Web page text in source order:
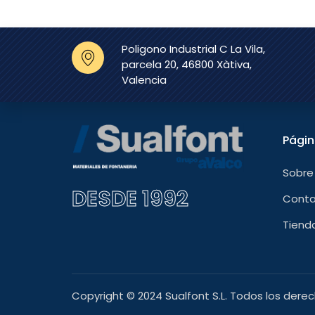
Poligono Industrial C La Vila,
parcela 20, 46800 Xàtiva,
Valencia
DESDE 1992
Copyright © 2024 Sualfont S.L. Todos los